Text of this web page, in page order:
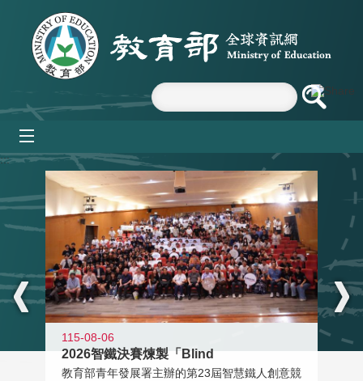
跳到主要內容區塊
:::
115-08-06
2026智鐵決賽煉製「Blind
教育部青年發展署主辦的第23屆智慧鐵人創意競